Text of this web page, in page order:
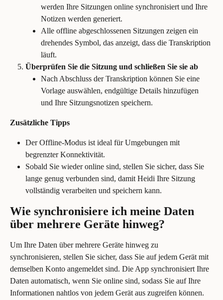
werden Ihre Sitzungen online synchronisiert und Ihre
Notizen werden generiert.
Alle offline abgeschlossenen Sitzungen zeigen ein
drehendes Symbol, das anzeigt, dass die Transkription
läuft.
Überprüfen Sie die Sitzung und schließen Sie sie ab
Nach Abschluss der Transkription können Sie eine
Vorlage auswählen, endgültige Details hinzufügen
und Ihre Sitzungsnotizen speichern.
Zusätzliche Tipps
Der Offline-Modus ist ideal für Umgebungen mit
begrenzter Konnektivität.
Sobald Sie wieder online sind, stellen Sie sicher, dass Sie
lange genug verbunden sind, damit Heidi Ihre Sitzung
vollständig verarbeiten und speichern kann.
Wie synchronisiere ich meine Daten
über mehrere Geräte hinweg?
Um Ihre Daten über mehrere Geräte hinweg zu
synchronisieren, stellen Sie sicher, dass Sie auf jedem Gerät mit
demselben Konto angemeldet sind. Die App synchronisiert Ihre
Daten automatisch, wenn Sie online sind, sodass Sie auf Ihre
Informationen nahtlos von jedem Gerät aus zugreifen können.